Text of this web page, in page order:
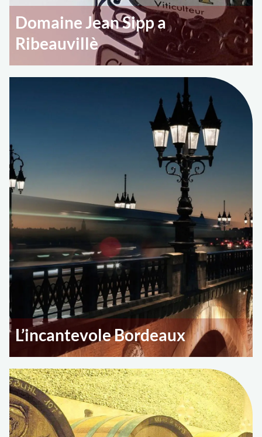
Domaine Jean Sipp a
Ribeauvillè
L’incantevole Bordeaux